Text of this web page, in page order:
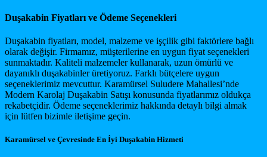
Duşakabin Fiyatları ve Ödeme Seçenekleri
Duşakabin fiyatları, model, malzeme ve işçilik gibi faktörlere bağlı
olarak değişir. Firmamız, müşterilerine en uygun fiyat seçenekleri
sunmaktadır. Kaliteli malzemeler kullanarak, uzun ömürlü ve
dayanıklı duşakabinler üretiyoruz. Farklı bütçelere uygun
seçeneklerimiz mevcuttur. Karamürsel Suludere Mahallesi’nde
Modern Karolaj Duşakabin Satışı konusunda fiyatlarımız oldukça
rekabetçidir. Ödeme seçeneklerimiz hakkında detaylı bilgi almak
için lütfen bizimle iletişime geçin.
Karamürsel ve Çevresinde En İyi Duşakabin Hizmeti